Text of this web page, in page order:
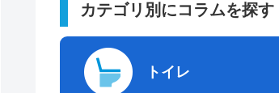
カテゴリ別にコラムを探す
トイレ